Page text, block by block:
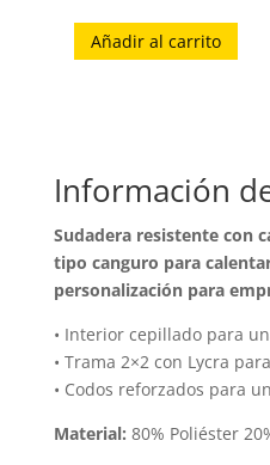
Añadir al carrito
Información
Sudadera resistente con
tipo canguro para
personalización para
• Interior cepillado para
• Trama 2×2 con Lycra
• Codos reforzados para
Material: 80% Poliéster